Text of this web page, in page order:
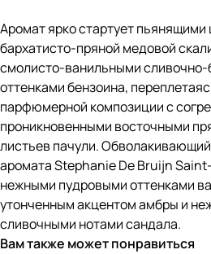
Аромат ярко стартует
бархатисто-пряной медовой
смолисто-ванильными
оттенками бензоина,
парфюмерной композиции с
проникновенными восточными
листьев пачули.
аромата Stephanie De Bruijn
нежными пудровыми оттенками
утонченным акцентом амбры и
сливочными нотами сандала.
Вам также может понравиться